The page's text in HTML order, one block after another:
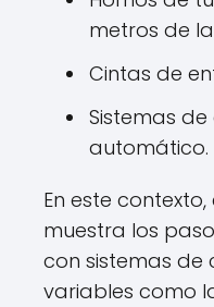
metros de
Cintas de
Sistemas
automático.
En este
muestra los
con sistemas de
variables como